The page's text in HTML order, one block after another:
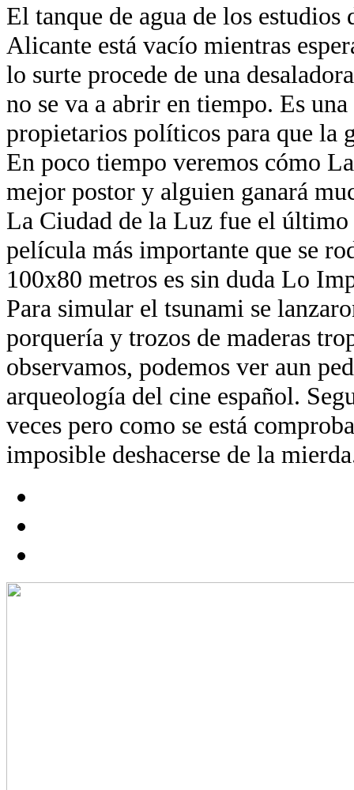
El tanque de agua de los
Alicante está vacío mientras
lo surte procede de una
no se va a abrir en tiempo. Es
propietarios políticos para que la
En poco tiempo veremos cómo
mejor postor y alguien ganará
La Ciudad de la Luz fue el
película más importante que se
100x80 metros es sin duda Lo
Para simular el tsunami se
porquería y trozos de maderas
observamos, podemos ver aun
arqueología del cine español.
veces pero como se está
imposible deshacerse de la